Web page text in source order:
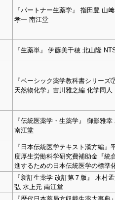
『パートナー生薬学』 指田豊 山
孝一 南江堂
『生薬単』 伊藤美千穂 北山隆
『ベーシック薬学教科書シリー
天然物化学』吉川雅之編 化学同人
『伝統医薬学・生薬学』 御影雅幸
南江堂
『日本伝統医学テキスト漢方編』
度厚生労働科学研究費補助金『統
進するための日本伝統医学の標準
『新訂生薬学 改訂第７版』 木村
弘 水上元 南江堂